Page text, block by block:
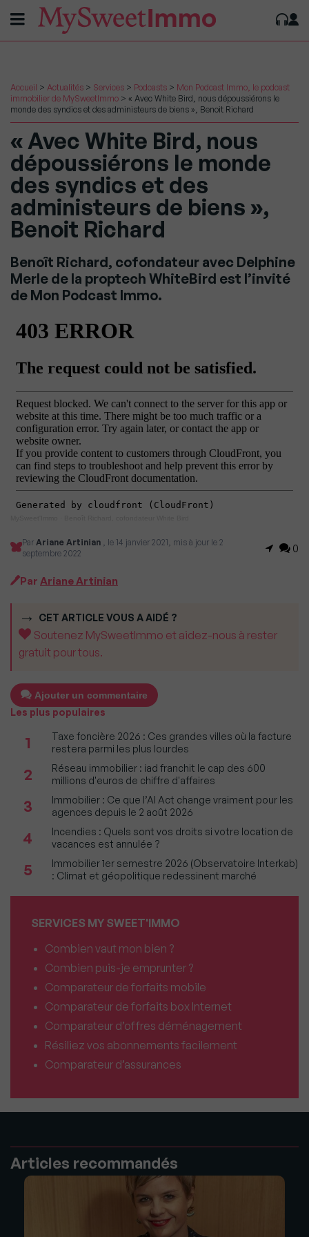
Accueil > Actualités > Services > Podcasts > Mon Podcast Immo, le podcast
immobilier de MySweetImmo > « Avec White Bird, nous dépoussiérons le
monde des syndics et des administeurs de biens », Benoit Richard
« Avec White Bird, nous
dépoussiérons le monde
des syndics et des
administeurs de biens »,
Benoit Richard
Benoît Richard, cofondateur avec Delphine
Merle de la proptech WhiteBird est l’invité
de Mon Podcast Immo.
Par Ariane Artinian , le 14 janvier 2021, mis à jour le 2
septembre 2022
0
Par Ariane Artinian
CET ARTICLE VOUS A AIDÉ ?
Soutenez MySweetImmo et aidez-nous à rester
gratuit pour tous.
Ajouter un commentaire
Les plus populaires
1
Taxe foncière 2026 : Ces grandes villes où la facture
restera parmi les plus lourdes
2
Réseau immobilier : iad franchit le cap des 600
millions d'euros de chiffre d'affaires
3
Immobilier : Ce que l’AI Act change vraiment pour les
agences depuis le 2 août 2026
4
Incendies : Quels sont vos droits si votre location de
vacances est annulée ?
5
Immobilier 1er semestre 2026 (Observatoire Interkab)
: Climat et géopolitique redessinent marché
SERVICES MY SWEET'IMMO
Combien vaut mon bien ?
Combien puis-je emprunter ?
Comparateur de forfaits mobile
Comparateur de forfaits box Internet
Comparateur d’offres déménagement
Résiliez vos abonnements facilement
Comparateur d’assurances
Articles recommandés